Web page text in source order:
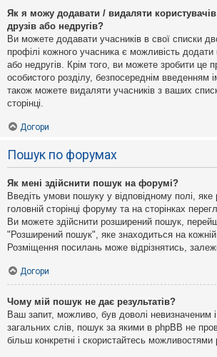
Як я можу додавати / видаляти
друзів або недругів?
Ви можете додавати учасників в свої списки
профілі кожного учасника є можливість додати
або недругів. Крім того, ви можете зробити це
особистого розділу, безпосереднім введенням
також можете видаляти учасників з ваших
сторінці.
Догори
Пошук по форумах
Як мені здійснити пошук на форумі?
Введіть умови пошуку у відповідному полі,
головній сторінці форуму та на сторінках
Ви можете здійснити розширений пошук,
"Розширений пошук", яке знаходиться на кожній
Розміщення посилань може відрізнятись,
Догори
Чому мій пошук не дає результатів?
Ваш запит, можливо, був доволі невизначеним
загальних слів, пошук за якими в phpBB не
більш конкретні і скористайтесь